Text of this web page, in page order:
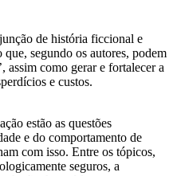
de história ficcional e
que, segundo os autores, podem
assim como gerar e fortalecer a
e custos.
estão as questões
e do comportamento de
com isso. Entre os tópicos,
seguros, a